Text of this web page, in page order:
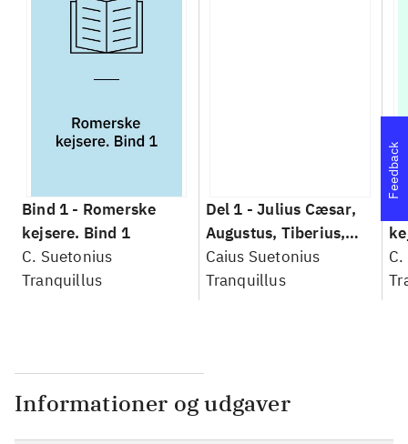
Bind 1 - Romerske
kejsere. Bind 1
C. Suetonius
Tranquillus
Del 1 -Julius Cæsar,
Augustus, Tiberius,
Caligula
Caius Suetonius
Tranquillus
Informationer og udgaver
Feedback